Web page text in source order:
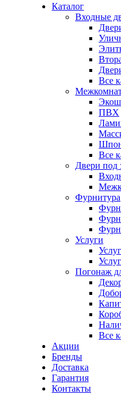
Каталог
Входные
Все
ПВХ
Все
Двери под
Фурнитура
Услуги
Погонаж
Все
Акции
Бренды
Доставка
Гарантия
Контакты